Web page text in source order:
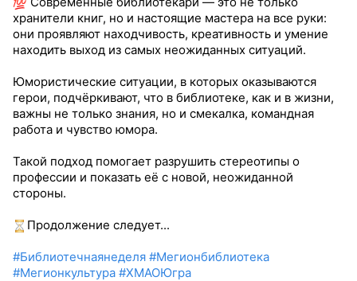
хранители книг, но и настоящие мастера на все руки:
они проявляют находчивость, креативность и умение
находить выход из самых неожиданных ситуаций.
Юмористические ситуации, в которых оказываются
герои, подчёркивают, что в библиотеке, как и в жизни,
важны не только знания, но и смекалка, командная
работа и чувство юмора.
Такой подход помогает разрушить стереотипы о
профессии и показать её с новой, неожиданной
стороны.
Продолжение следует...
#Библиотечнаянеделя #Мегионбиблиотека
#Мегионкультура #ХМАОЮгра